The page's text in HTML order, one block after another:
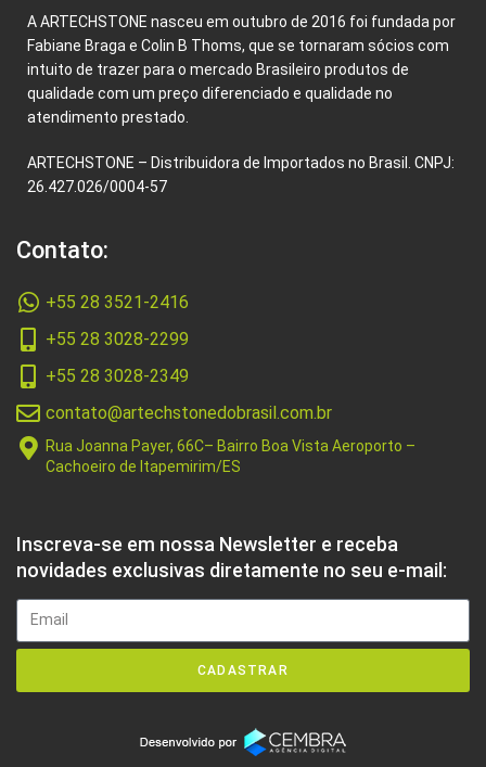
A ARTECHSTONE nasceu em outubro de 2016 foi fundada por
Fabiane Braga e Colin B Thoms, que se tornaram sócios com
intuito de trazer para o mercado Brasileiro produtos de
qualidade com um preço diferenciado e qualidade no
atendimento prestado.
ARTECHSTONE – Distribuidora de Importados no Brasil. CNPJ:
26.427.026/0004-57
Contato:
+55 28 3521-2416
+55 28 3028-2299
+55 28 3028-2349
contato@artechstonedobrasil.com.br
Rua Joanna Payer, 66C– Bairro Boa Vista Aeroporto –
Cachoeiro de Itapemirim/ES
Inscreva-se em nossa Newsletter e receba
novidades exclusivas diretamente no seu e-mail:
CADASTRAR